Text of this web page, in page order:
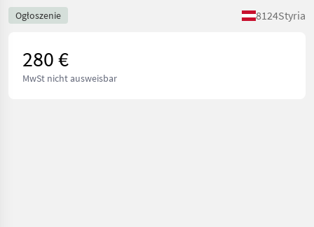
Ogłoszenie 8124Styria
280 €
MwSt nicht ausweisbar